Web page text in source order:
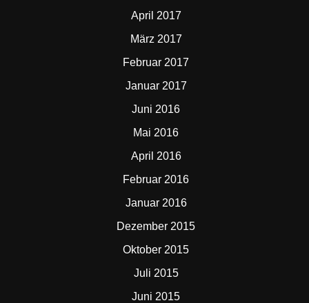
April 2017
März 2017
Februar 2017
Januar 2017
Juni 2016
Mai 2016
April 2016
Februar 2016
Januar 2016
Dezember 2015
Oktober 2015
Juli 2015
Juni 2015